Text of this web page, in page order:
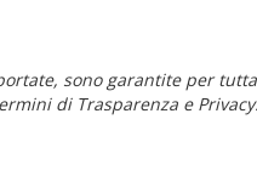
sono garantite per
di Trasparenza e Privacy.